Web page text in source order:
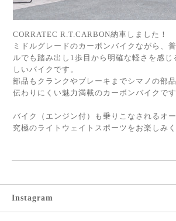
CORRATEC R.T.CARBON納車しました！
ミドルグレードのカーボンバイクながら、
ルでも踏み出し1歩目から明確な軽さを感じ
しいバイクです。
部品もクランクやブレーキまでシマノの部
伝わりにくい魅力満載のカーボンバイクです
バイク（エンジン付）も乗りこなされるオ
究極のライトウェイトスポーツをお楽しみく
Instagram